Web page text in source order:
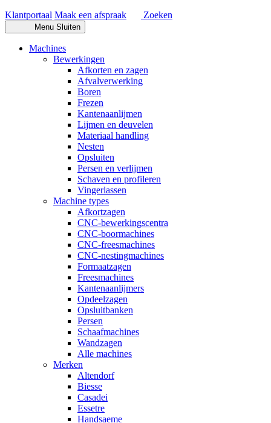
Klantportaal Maak een afspraak Zoeken
Menu Sluiten
Machines
Bewerkingen
Afkorten en zagen
Afvalverwerking
Boren
Frezen
Kantenaanlijmen
Lijmen en deuvelen
Materiaal handling
Nesten
Opsluiten
Persen en verlijmen
Schaven en profileren
Vingerlassen
Machine types
Afkortzagen
CNC-bewerkingscentra
CNC-boormachines
CNC-freesmachines
CNC-nestingmachines
Formaatzagen
Freesmachines
Kantenaanlijmers
Opdeelzagen
Opsluitbanken
Persen
Schaafmachines
Wandzagen
Alle machines
Merken
Altendorf
Biesse
Casadei
Essetre
Handsaeme